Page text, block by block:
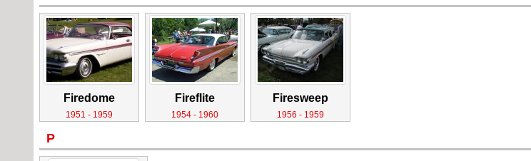
Firedome
1951 - 1959
Fireflite
1954 - 1960
Firesweep
1956 - 1959
P